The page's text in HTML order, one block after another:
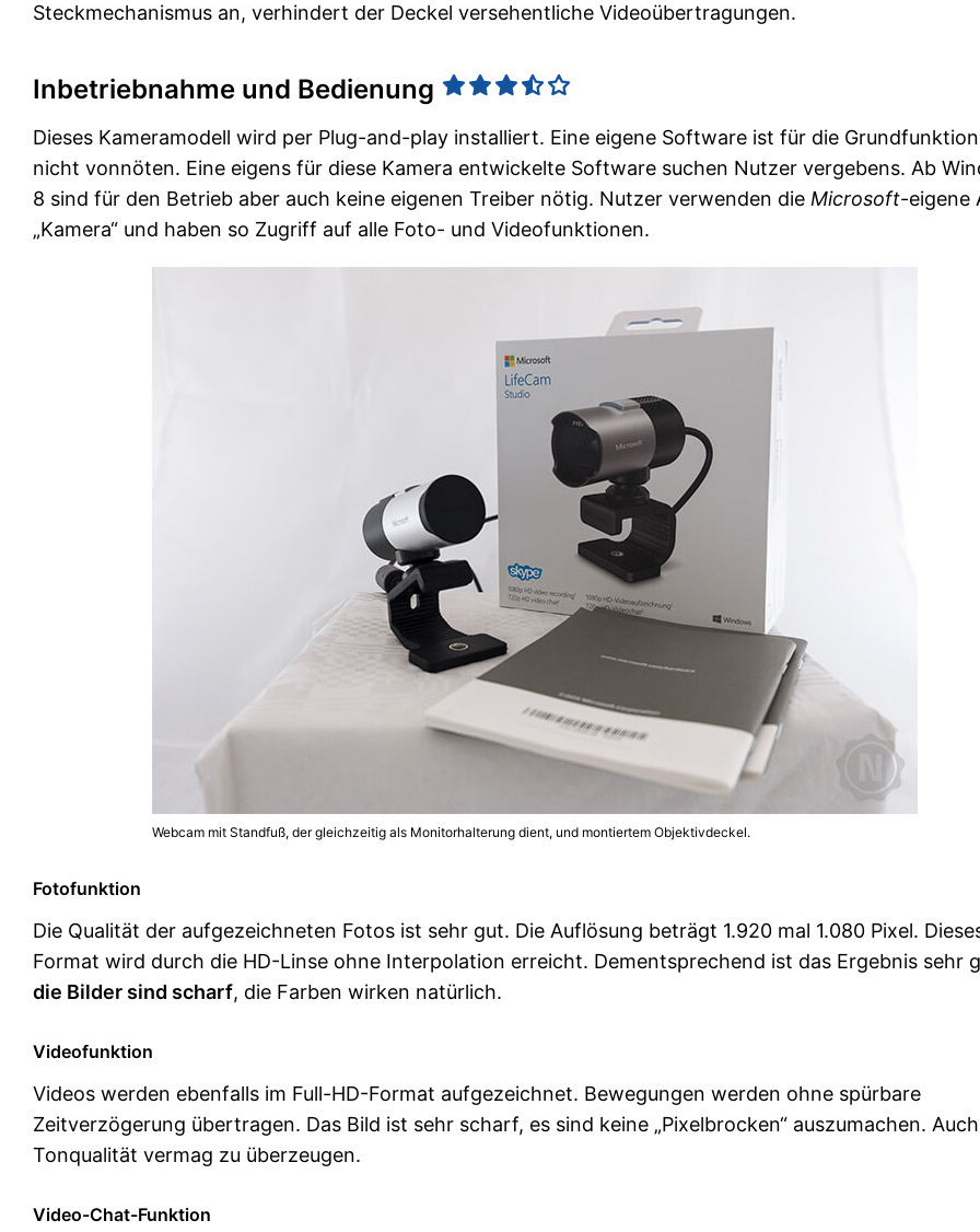
Steckmechanismus an, verhindert der Deckel versehentliche Videoübertragungen.
Inbetriebnahme und Bedienung
Dieses Kameramodell wird per Plug-and-play installiert. Eine eigene Software ist für die
nicht vonnöten. Eine eigens für diese Kamera entwickelte Software suchen Nutzer vergebens. Ab
8 sind für den Betrieb aber auch keine eigenen Treiber nötig. Nutzer verwenden die Microsoft-eigene
„Kamera“ und haben so Zugriff auf alle Foto- und Videofunktionen.
Webcam mit Standfuß, der gleichzeitig als Monitorhalterung dient, und montiertem Objektivdeckel.
Fotofunktion
Die Qualität der aufgezeichneten Fotos ist sehr gut. Die Auflösung beträgt 1.920 mal 1.080 Pixel.
Format wird durch die HD-Linse ohne Interpolation erreicht. Dementsprechend ist das Ergebnis sehr
die Bilder sind scharf, die Farben wirken natürlich.
Videofunktion
Videos werden ebenfalls im Full-HD-Format aufgezeichnet. Bewegungen werden ohne spürbare
Zeitverzögerung übertragen. Das Bild ist sehr scharf, es sind keine „Pixelbrocken“ auszumachen.
Tonqualität vermag zu überzeugen.
Video-Chat-Funktion